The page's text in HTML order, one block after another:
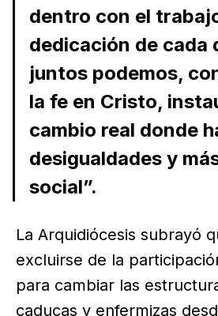
dentro con el
dedicación de cada
juntos podemos,
la fe en Cristo,
cambio real donde
desigualdades y
social”.
La Arquidiócesis subrayó
excluirse de la
para cambiar las
caducas y enfermizas